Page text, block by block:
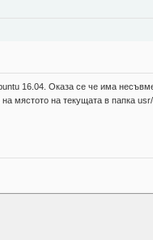
16.04. Оказа се че има
мястото на текущата в папка